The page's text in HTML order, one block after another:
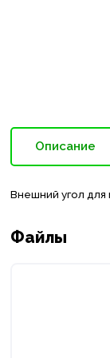
Описание
Внешний угол для
Файлы